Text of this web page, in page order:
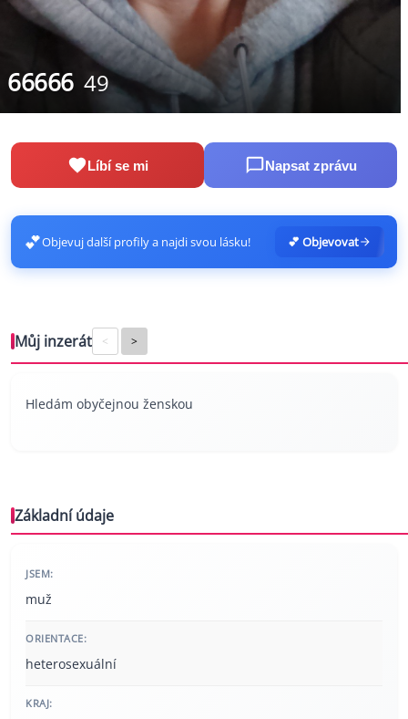
66666 49
Líbí se mi Napsat zprávu
💕Objevuj další profily a najdi svou lásku! 💕 Objevovat
Můj inzerát < >
Hledám obyčejnou ženskou
Základní údaje
JSEM:
muž
ORIENTACE:
heterosexuální
KRAJ: